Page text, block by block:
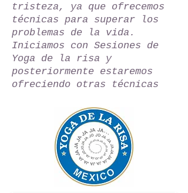
tristeza, ya que ofrecemos
técnicas para superar los
problemas de la vida.
Iniciamos con Sesiones de
Yoga de la risa y
posteriormente estaremos
ofreciendo otras técnicas